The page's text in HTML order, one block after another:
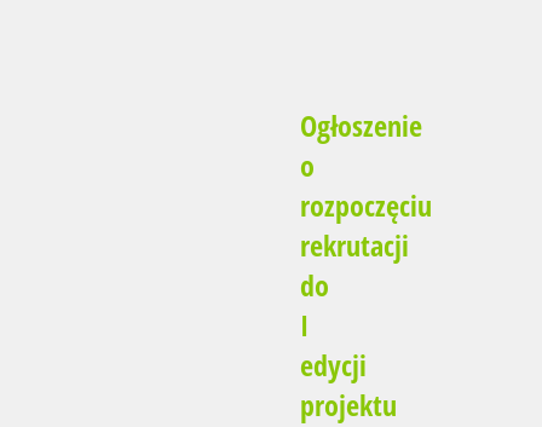
Ogłoszenie
o
rozpoczęciu
rekrutacji
do
I
edycji
projektu